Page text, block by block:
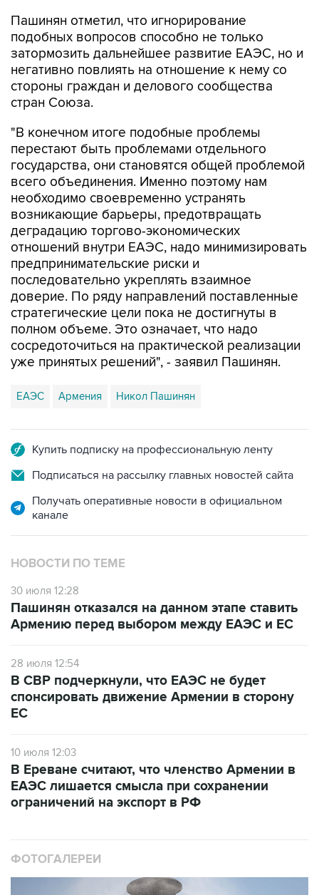
Пашинян отметил, что игнорирование
подобных вопросов способно не только
затормозить дальнейшее развитие ЕАЭС, но и
негативно повлиять на отношение к нему со
стороны граждан и делового сообщества
стран Союза.
"В конечном итоге подобные проблемы
перестают быть проблемами отдельного
государства, они становятся общей проблемой
всего объединения. Именно поэтому нам
необходимо своевременно устранять
возникающие барьеры, предотвращать
деградацию торгово-экономических
отношений внутри ЕАЭС, надо минимизировать
предпринимательские риски и
последовательно укреплять взаимное
доверие. По ряду направлений поставленные
стратегические цели пока не достигнуты в
полном объеме. Это означает, что надо
сосредоточиться на практической реализации
уже принятых решений", - заявил Пашинян.
ЕАЭС Армения Никол Пашинян
Купить подписку на профессиональную ленту
Подписаться на рассылку главных новостей сайта
Получать оперативные новости в официальном
канале
НОВОСТИ ПО ТЕМЕ
30 июля 12:28
Пашинян отказался на данном этапе ставить
Армению перед выбором между ЕАЭС и ЕС
28 июля 12:54
В СВР подчеркнули, что ЕАЭС не будет
спонсировать движение Армении в сторону
ЕС
10 июля 12:03
В Ереване считают, что членство Армении в
ЕАЭС лишается смысла при сохранении
ограничений на экспорт в РФ
ФОТОГАЛЕРЕИ